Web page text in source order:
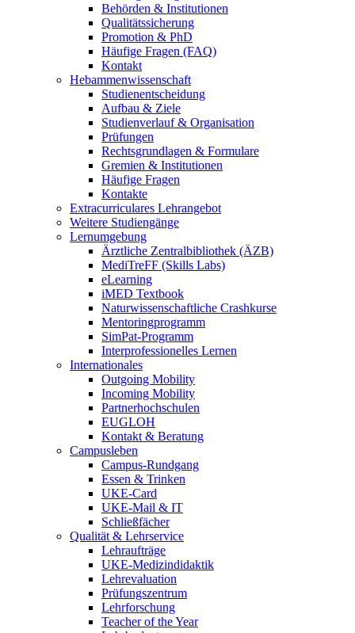
Behörden & Institutionen
Qualitätssicherung
Promotion & PhD
Häufige Fragen (FAQ)
Kontakt
Hebammenwissenschaft
Studienentscheidung
Aufbau & Ziele
Studienverlauf & Organisation
Prüfungen
Rechtsgrundlagen & Formulare
Gremien & Institutionen
Häufige Fragen
Kontakte
Extracurriculares Lehrangebot
Weitere Studiengänge
Lernumgebung
Ärztliche Zentralbibliothek (ÄZB)
MediTreFF (Skills Labs)
eLearning
iMED Textbook
Naturwissenschaftliche Crashkurse
Mentoringprogramm
SimPat-Programm
Interprofessionelles Lernen
Internationales
Outgoing Mobility
Incoming Mobility
Partnerhochschulen
EUGLOH
Kontakt & Beratung
Campusleben
Campus-Rundgang
Essen & Trinken
UKE-Card
UKE-Mail & IT
Schließfächer
Qualität & Lehrservice
Lehraufträge
UKE-Medizindidaktik
Lehrevaluation
Prüfungszentrum
Lehrforschung
Teacher of the Year